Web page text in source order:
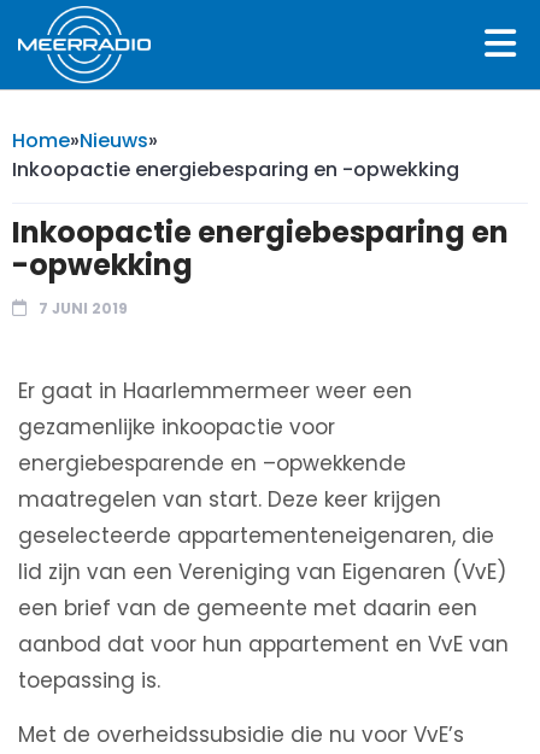
Home»Nieuws»
Inkoopactie energiebesparing en -opwekking
Inkoopactie energiebesparing en
-opwekking
7 JUNI 2019
Er gaat in Haarlemmermeer weer een
gezamenlijke inkoopactie voor
energiebesparende en –opwekkende
maatregelen van start. Deze keer krijgen
geselecteerde appartementeneigenaren, die
lid zijn van een Vereniging van Eigenaren (VvE)
een brief van de gemeente met daarin een
aanbod dat voor hun appartement en VvE van
toepassing is.
Met de overheidssubsidie die nu voor VvE’s